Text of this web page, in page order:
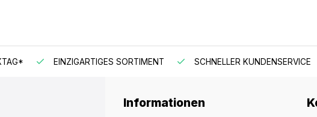
EINZIGARTIGES SORTIMENT SCHNELLER KUNDENSERVICE
Informationen